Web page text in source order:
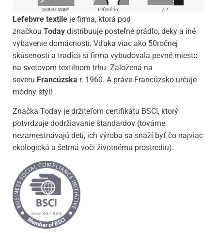
Lefebvre textile je firma, ktorá pod
značkouTodaydistribuuje posteľné prádlo, deky a iné
vybavenie domácnosti. Vďaka viac ako 50ročnej
skúsenosti a tradícii si firma vybudovala pevné miesto
na svetovom textilnom trhu. Založená na
severu Francúzska r. 1960. A práve Francúzsko určuje
módny štýl!
Značka Today je držiteľom certifikátu BSCI, ktorý
potvrdzuje dodržiavanie štandardov (továrne
nezamestnávajú deti, ich výroba sa snaží byť čo najviac
ekologická a šetrná voči životnému prostrediu).